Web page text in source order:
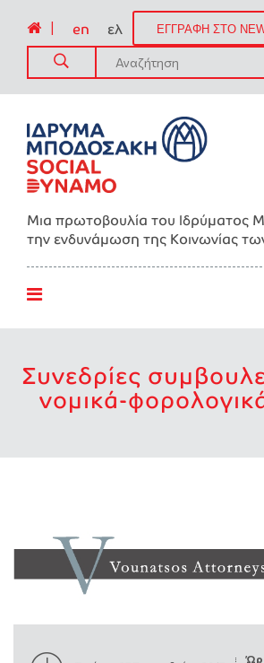
en ελ ΕΓΓΡΑΦΗ ΣΤΟ
Μια πρωτοβουλία του Ιδρύματος
την ενδυνάμωση της Kοινωνίας
Συνεδρίες
νομικά-